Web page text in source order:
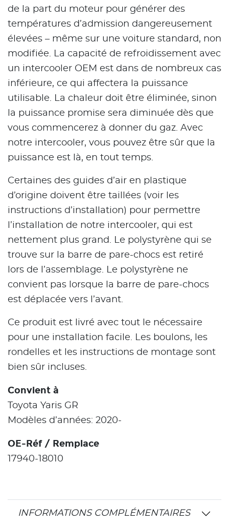
de la part du moteur pour générer des
températures d’admission dangereusement
élevées – même sur une voiture standard, non
modifiée. La capacité de refroidissement avec
un intercooler OEM est dans de nombreux cas
inférieure, ce qui affectera la puissance
utilisable. La chaleur doit être éliminée, sinon
la puissance promise sera diminuée dès que
vous commencerez à donner du gaz. Avec
notre intercooler, vous pouvez être sûr que la
puissance est là, en tout temps.
Certaines des guides d’air en plastique
d’origine doivent être taillées (voir les
instructions d’installation) pour permettre
l’installation de notre intercooler, qui est
nettement plus grand. Le polystyrène qui se
trouve sur la barre de pare-chocs est retiré
lors de l’assemblage. Le polystyrène ne
convient pas lorsque la barre de pare-chocs
est déplacée vers l’avant.
Ce produit est livré avec tout le nécessaire
pour une installation facile. Les boulons, les
rondelles et les instructions de montage sont
bien sûr incluses.
Convient à
Toyota Yaris GR
Modèles d’années: 2020-
OE-Réf / Remplace
17940-18010
INFORMATIONS COMPLÉMENTAIRES